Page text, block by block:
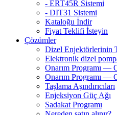
- ERT45R Sistemi
- DIT31 Sistemi
Kataloğu İndir
Fiyat Teklifi İsteyin
Çözümler
Dizel Enjektörlerinin
Elektronik dizel
Onarım Programı —
Onarım Programı —
Taşlama Aşındırıcıları
Enjeksiyon Güç Ağı
Sadakat Programı